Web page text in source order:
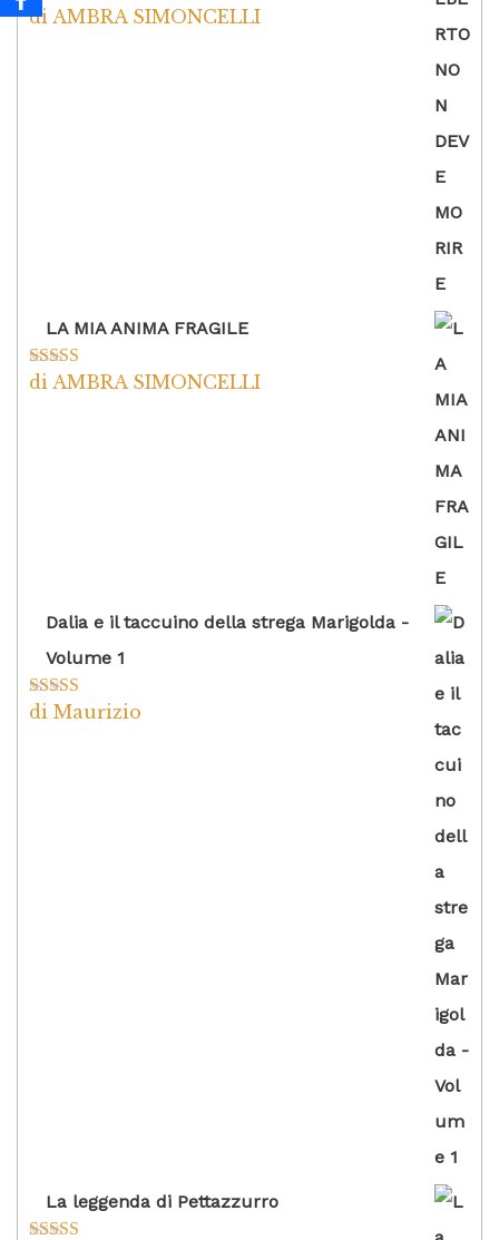
Valutato5su
di AMBRA SIMONCELLI
LA MIA ANIMA FRAGILE
Valutato5su
di AMBRA SIMONCELLI
Dalia e il taccuino della strega Marigolda -
Volume 1
Valutato4
di Maurizio
La leggenda di Pettazzurro